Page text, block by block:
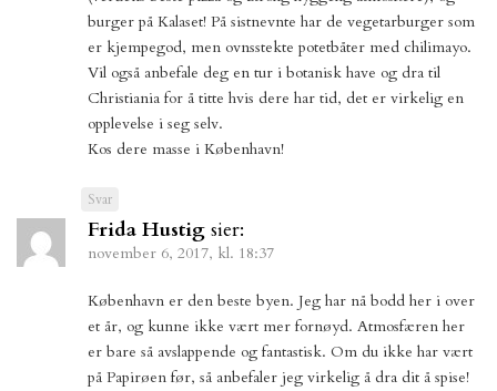
burger på Kalaset! På sistnevnte har de vegetarburger som
er kjempegod, men ovnsstekte potetbåter med chilimayo.
Vil også anbefale deg en tur i botanisk have og dra til
Christiania for å titte hvis dere har tid, det er virkelig en
opplevelse i seg selv.
Kos dere masse i København!
Svar
Frida Hustig sier:
november 6, 2017, kl. 18:37
København er den beste byen. Jeg har nå bodd her i over
et år, og kunne ikke vært mer fornøyd. Atmosfæren her
er bare så avslappende og fantastisk. Om du ikke har vært
på Papirøen før, så anbefaler jeg virkelig å dra dit å spise!